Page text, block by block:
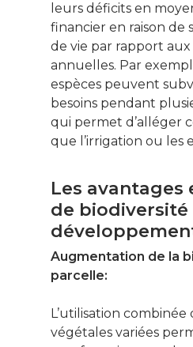
leurs déficits en
financier en raison de
de vie par rapport
annuelles. Par
espèces peuvent
besoins pendant
qui permet d’alléger
que l’irrigation ou les
Les avantages
de biodiversité
Augmentation de la
parcelle:
L’utilisation combinée
végétales variées